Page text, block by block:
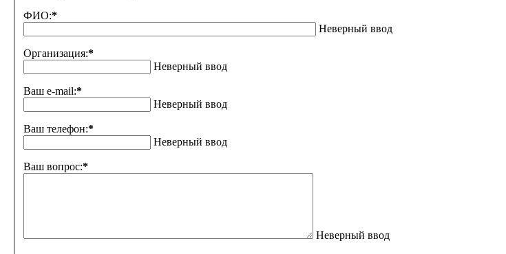
ФИО:*
Неверный ввод
Организация:*
Неверный ввод
Ваш e-mail:*
Неверный ввод
Ваш телефон:*
Неверный ввод
Ваш вопрос:*
Неверный ввод